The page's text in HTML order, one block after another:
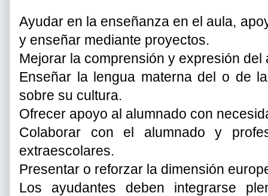
Ayudar en la enseñanza en el aula,
y enseñar mediante proyectos.
Mejorar la comprensión y expresión
Enseñar la lengua materna del o de
sobre su cultura.
Ofrecer apoyo al alumnado con
Colaborar con el alumnado y
extraescolares.
Presentar o reforzar la dimensión
Los ayudantes deben integrarse